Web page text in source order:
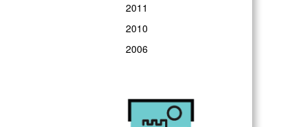
2011
2010
2006